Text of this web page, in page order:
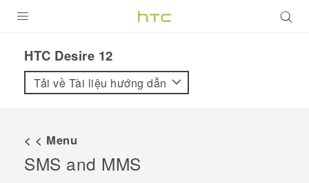
VIVE
VIVERSE
HTC Desire 12‎
Tải về Tài liệu hướng dẫn
< < Menu
SMS and MMS